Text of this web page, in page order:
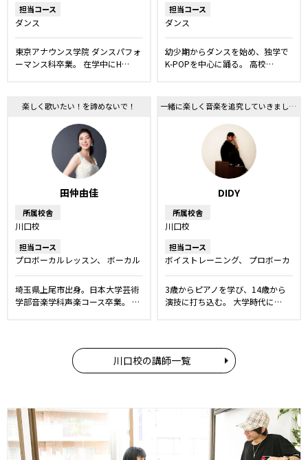
担当コース
ダンス
東京アナウンス学院 ダンスパフォ
ーマンス科卒業。 在学中にH…
担当コース
ダンス
幼少期からダンスを始め、独学で
K-POPを中心に踊る。 高校…
楽しく歌いたい！を諦めないで！
田仲由佳
所属校舎
川口校
担当コース
プロボーカルレッスン
ボーカル
ン
舞台・ミュージカルレッス
ン
声優レッスン
キッズ・ジュ
ニアコース
埼玉県上尾市出身。日本大学芸術
学部音楽学科声楽コース卒業。 …
一緒に楽しく音楽を追究していきましょう！
DIDY
所属校舎
川口校
担当コース
ボイストレーニング
プロボーカ
舞台・ミュージカルレッスン
キ
ッズ・ジュニアコース
ダンス
3歳からピアノを学び、14歳から
演技に打ち込む。 大学時代に…
川口校の講師一覧